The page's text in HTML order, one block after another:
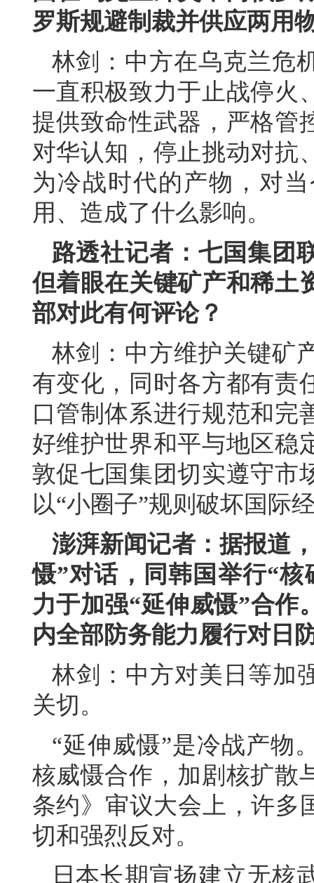
罗斯规避制裁并供应两用
林剑：中方在乌克兰危
一直积极致力于止战停火
提供致命性武器，严格管
对华认知，停止挑动对抗
为冷战时代的产物，对
用、造成了什么影响。
路透社记者：七国集团
但着眼在关键矿产和稀土
部对此有何评论？
林剑：中方维护关键矿
有变化，同时各方都有责
口管制体系进行规范和完
好维护世界和平与地区稳
敦促七国集团切实遵守市
以“小圈子”规则破坏国际
澎湃新闻记者：据报道
慑”对话，同韩国举行“
力于加强“延伸威慑”合作
内全部防务能力履行对日
林剑：中方对美日等加
关切。
“延伸威慑”是冷战产物
核威慑合作，加剧核扩散
条约》审议大会上，许多
切和强烈反对。
日本长期宣扬建立无核